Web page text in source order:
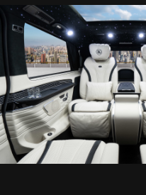
ABOUT US
CONTACT